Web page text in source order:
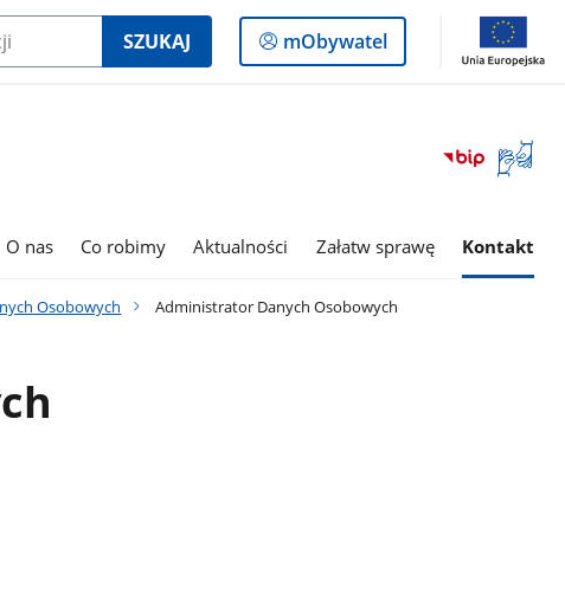
SZUKAJ
Logowanie
do
mObywatel
Otwórz
okno
języka
O nas Co robimy Aktualności Załatw sprawę Kontakt
Osobowych Administrator Danych Osobowych